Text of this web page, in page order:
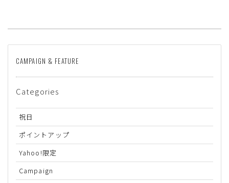
CAMPAIGN & FEATURE
Categories
祝日
ポイントアップ
Yahoo!限定
Campaign